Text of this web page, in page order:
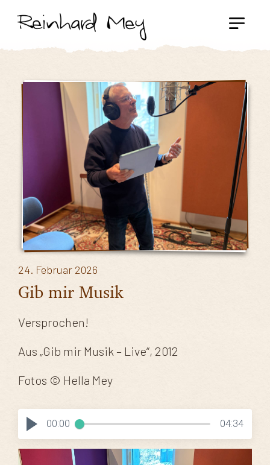
24. Februar 2026
Gib mir Musik
Versprochen!
Aus „Gib mir Musik – Live“, 2012
Fotos © Hella Mey
00:00 04:34